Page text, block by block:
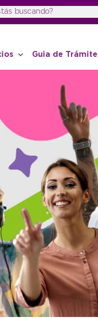
Guia de